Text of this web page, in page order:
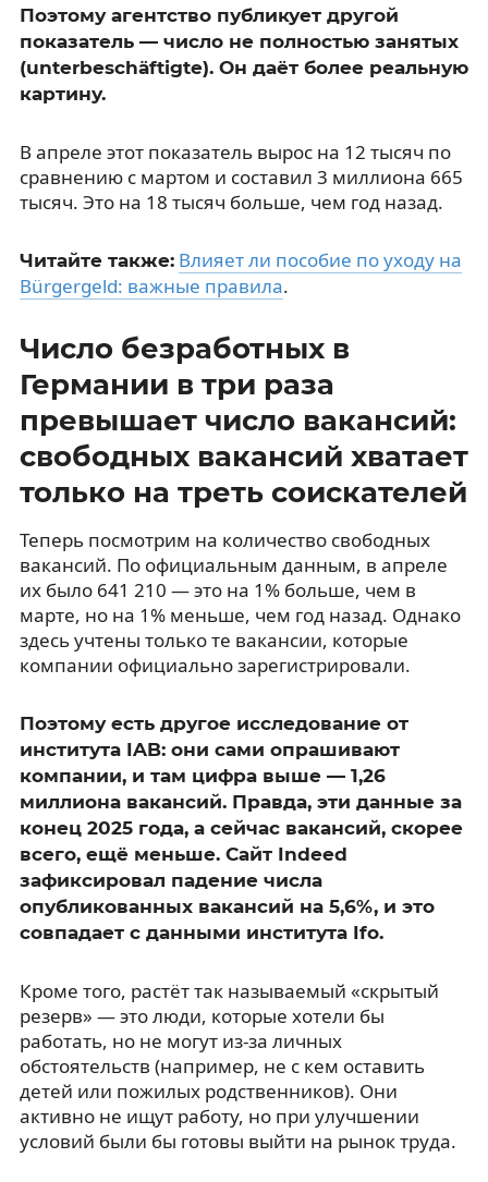
Поэтому агентство публикует другой
показатель — число не полностью занятых
(unterbeschäftigte). Он даёт более реальную
картину.
В апреле этот показатель вырос на 12 тысяч по
сравнению с мартом и составил 3 миллиона 665
тысяч. Это на 18 тысяч больше, чем год назад.
Читайте также: Влияет ли пособие по уходу на
Bürgergeld: важные правила.
Число безработных в
Германии в три раза
превышает число вакансий:
свободных вакансий хватает
только на треть соискателей
Теперь посмотрим на количество свободных
вакансий. По официальным данным, в апреле
их было 641 210 — это на 1% больше, чем в
марте, но на 1% меньше, чем год назад. Однако
здесь учтены только те вакансии, которые
компании официально зарегистрировали.
Поэтому есть другое исследование от
института IAB: они сами опрашивают
компании, и там цифра выше — 1,26
миллиона вакансий. Правда, эти данные за
конец 2025 года, а сейчас вакансий, скорее
всего, ещё меньше. Сайт Indeed
зафиксировал падение числа
опубликованных вакансий на 5,6%, и это
совпадает с данными института Ifo.
Кроме того, растёт так называемый «скрытый
резерв» — это люди, которые хотели бы
работать, но не могут из-за личных
обстоятельств (например, не с кем оставить
детей или пожилых родственников). Они
активно не ищут работу, но при улучшении
условий были бы готовы выйти на рынок труда.